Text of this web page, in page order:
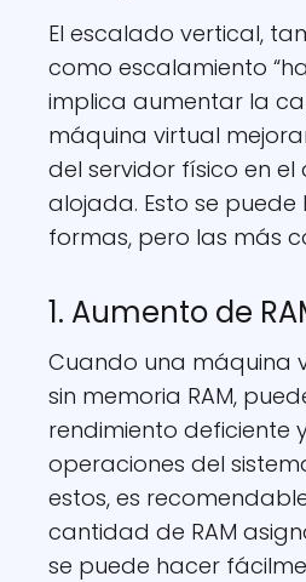
El escalado vertical,
como escalamiento
implica aumentar la
máquina virtual
del servidor físico en el
alojada. Esto se
formas, pero las más
1. Aumento de
Cuando una máquina
sin memoria RAM,
rendimiento deficiente
operaciones del
estos, es
cantidad de RAM
se puede hacer